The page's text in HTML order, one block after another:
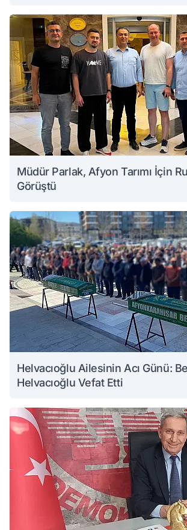
Müdür Parlak, Afyon Tarımı İçin
Görüştü
Helvacıoğlu Ailesinin Acı Günü:
Helvacıoğlu Vefat Etti